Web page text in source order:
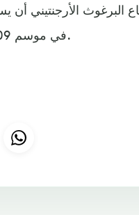
في موسم 2008/2009 والثاني في 2010/2011 والثالث في 2011/2012.